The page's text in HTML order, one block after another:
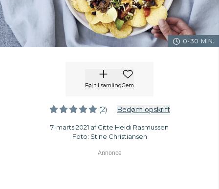
0-30 MIN.
Føj til samlingGem
(2) Bedøm opskrift
7. marts 2021 af Gitte Heidi Rasmussen
Foto: Stine Christiansen